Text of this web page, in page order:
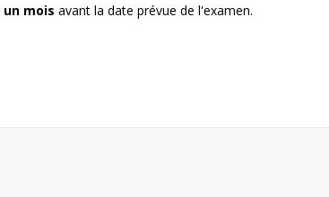
un moisavant la date prévue de l'examen.